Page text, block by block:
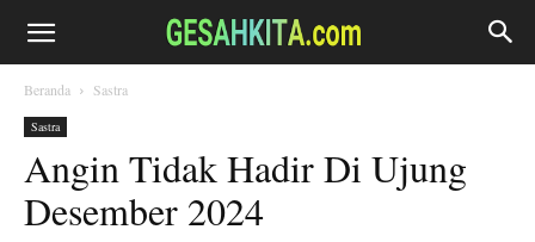
Beranda Sastra
Sastra
Angin Tidak Hadir Di Ujung
Desember 2024